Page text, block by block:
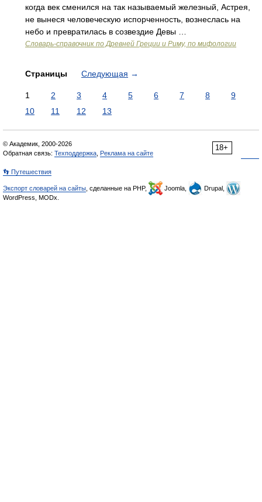
когда век сменился на так называемый железный, Астрея,
не вынеся человеческую испорченность, вознеслась на
небо и превратилась в созвездие Девы …
Cловарь-справочник по Древней Греции и Риму, по мифологии
Страницы Следующая →
1 2 3 4 5 6 7 8
9
10
11 12 13
18+
© Академик, 2000-2026
Обратная связь: Техподдержка Реклама на сайте
👣 Путешествия
Экспорт словарей на сайты , сделанные на PHP, Joomla,
Drupal,
WordPress, MODx.